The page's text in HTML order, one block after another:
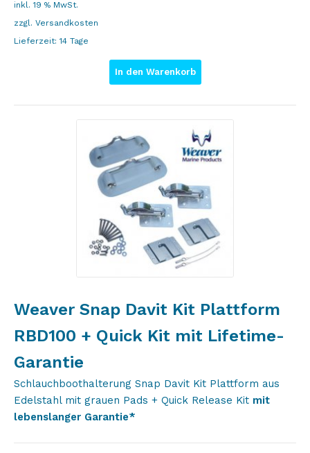
inkl. 19 % MwSt.
zzgl. Versandkosten
Lieferzeit:14 Tage
In den Warenkorb
Weaver Snap Davit Kit Plattform
RBD100 + Quick Kit mit Lifetime-
Garantie
Schlauchboothalterung Snap Davit Kit Plattform aus
Edelstahl mit grauen Pads + Quick Release Kit mit
lebenslanger Garantie*